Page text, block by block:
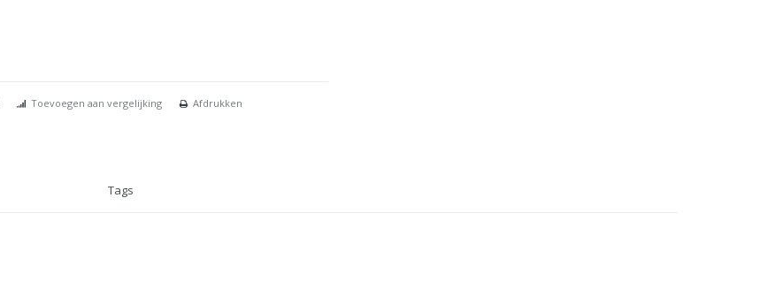
Toevoegen aan vergelijking Afdrukken
Tags